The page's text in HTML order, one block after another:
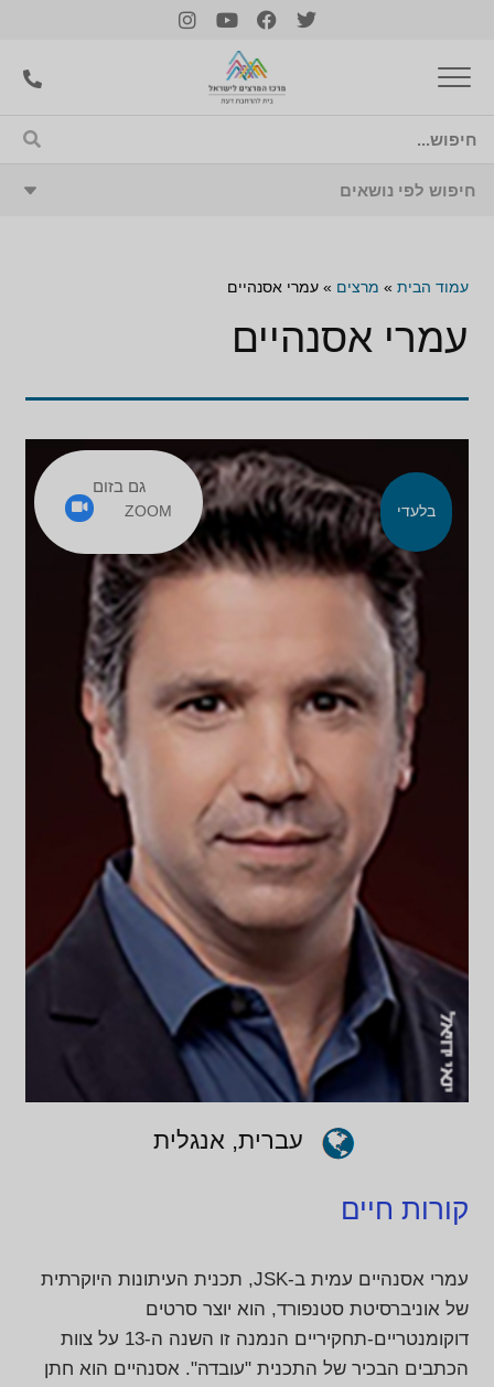
עמוד הבית » מרצים »עמרי אסנהיים
עמרי אסנהיים
בלעדי
גם בזום
ZOOM
עברית, אנגלית
קורות חיים
עמרי אסנהיים עמית ב-JSK, תכנית העיתונות היוקרתית
של אוניברסיטת סטנפורד, הוא יוצר סרטים
דוקומנטריים-תחקיריים הנמנה זו השנה ה-13 על צוות
הכתבים הבכיר של התכנית "עובדה". אסנהיים הוא חתן